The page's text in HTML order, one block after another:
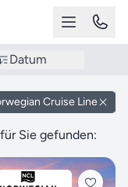
Datum
Cruise Line
Sie gefunden: